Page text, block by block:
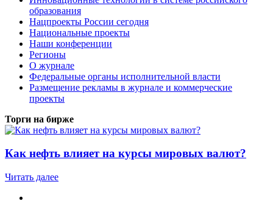
образования
Нацпроекты России сегодня
Национальные проекты
Наши конференции
Регионы
О журнале
Федеральные органы исполнительной власти
Размещение рекламы в журнале и коммерческие
проекты
Торги на бирже
Как нефть влияет на курсы мировых валют?
Читать далее